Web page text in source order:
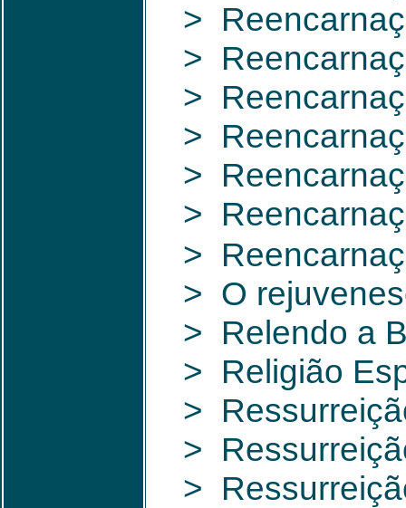
>
>
>
>
>
>
>
> O
> Relendo a
> Religião
>
>
>